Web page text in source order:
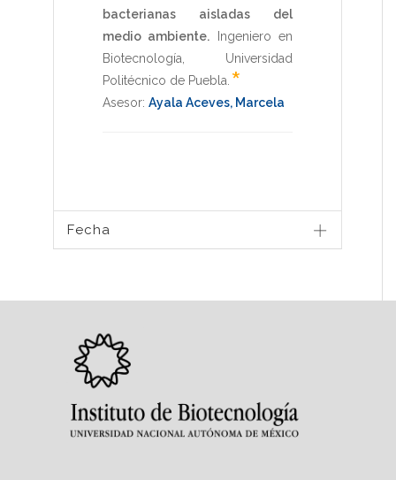
bacterianas aisladas del
medio ambiente.
Ingeniero en
Biotecnología
Universidad
Politécnico de Puebla *
Asesor: Ayala Aceves, Marcela
Fecha